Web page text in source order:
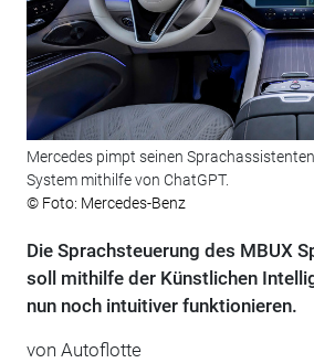
Mercedes pimpt seinen
System mithilfe von ChatGPT.
© Foto: Mercedes-Benz
Die Sprachsteuerung des MBUX
soll mithilfe der Künstlichen
nun noch intuitiver funktionieren.
von Autoflotte